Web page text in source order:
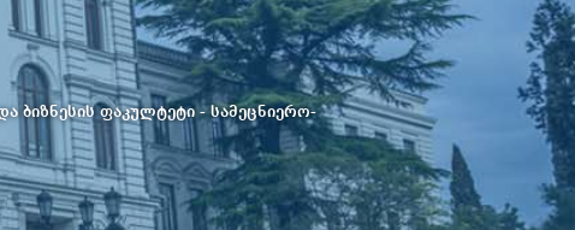
ბიზნესის ფაკულტეტი - სამეცნიერო-